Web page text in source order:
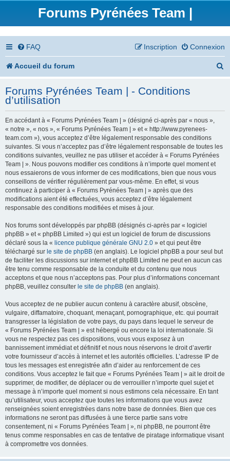
Forums Pyrénées Team |
FAQ Connexion
Inscription
Accueil du forum
h
Forums Pyrénées Team | - Conditions
d’utilisation
En accédant à « Forums Pyrénées Team | » (désigné ci-après par « nous »,
« notre », « nos », « Forums Pyrénées Team | » et « http://www.pyrenees-
team.com »), vous acceptez d’être légalement responsable des conditions
suivantes. Si vous n’acceptez pas d’être légalement responsable de toutes les
conditions suivantes, veuillez ne pas utiliser et accéder à « Forums Pyrénées
Team | ». Nous pouvons modifier ces conditions à n’importe quel moment et
nous essaierons de vous informer de ces modifications, bien que nous vous
conseillons de vérifier régulièrement par vous-même. En effet, si vous
continuez à participer à « Forums Pyrénées Team | » après que des
modifications aient été effectuées, vous acceptez d’être légalement
responsable des conditions modifiées et mises à jour.
Nos forums sont développés par phpBB (désignés ci-après par « logiciel
phpBB » et « phpBB Limited ») qui est un logiciel de forum de discussions
déclaré sous la « licence publique générale GNU 2.0 » et qui peut être
téléchargé sur le site de phpBB (en anglais). Le logiciel phpBB a pour seul but
de faciliter les discussions sur internet et phpBB Limited ne peut en aucun cas
être tenu comme responsable de la conduite et du contenu que nous
acceptons et que nous n’acceptons pas. Pour plus d’informations concernant
phpBB, veuillez consulter le site de phpBB (en anglais).
Vous acceptez de ne publier aucun contenu à caractère abusif, obscène,
vulgaire, diffamatoire, choquant, menaçant, pornographique, etc. qui pourrait
transgresser la législation de votre pays, du pays dans lequel le serveur de
« Forums Pyrénées Team | » est hébergé ou encore la loi internationale. Si
vous ne respectez pas ces dispositions, vous vous exposez à un
bannissement immédiat et définitif et nous nous réservons le droit d’avertir
votre fournisseur d’accès à internet et les autorités officielles. L’adresse IP de
tous les messages est enregistrée afin d’aider au renforcement de ces
conditions. Vous acceptez le fait que « Forums Pyrénées Team | » ait le droit de
supprimer, de modifier, de déplacer ou de verrouiller n’importe quel sujet et
message à n’importe quel moment si nous estimons cela nécessaire. En tant
qu’utilisateur, vous acceptez que toutes les informations que vous avez
renseignées soient enregistrées dans notre base de données. Bien que ces
informations ne seront pas diffusées à une tierce partie sans votre
consentement, ni « Forums Pyrénées Team | », ni phpBB, ne pourront être
tenus comme responsables en cas de tentative de piratage informatique visant
à compromettre vos données.